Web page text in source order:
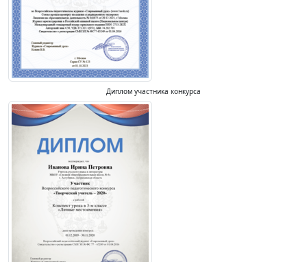
Диплом участника конкурса